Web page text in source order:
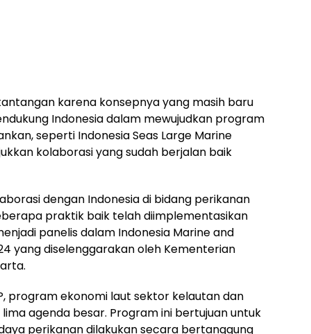
karena konsepnya yang masih baru
Indonesia dalam mewujudkan program
seperti Indonesia Seas Large Marine
kolaborasi yang sudah berjalan baik
dengan Indonesia di bidang perikanan
praktik baik telah diimplementasikan
panelis dalam Indonesia Marine and
yang diselenggarakan oleh Kementerian
program ekonomi laut sektor kelautan dan
agenda besar. Program ini bertujuan untuk
perikanan dilakukan secara bertanggung